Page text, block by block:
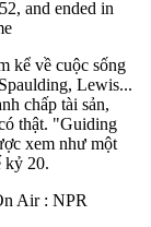
kể về cuộc sống
Lewis...
chấp tài sản,
thật. "Guiding
xem như một
kỷ 20.